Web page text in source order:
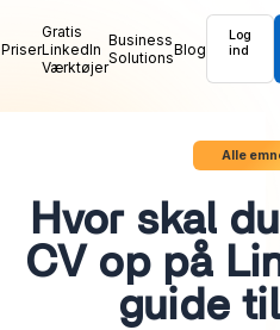
Priser
Gratis
LinkedIn
Værktøjer
Business
SolutionsBlog
Log
ind
Alle
Hvor skal
CV op på
guide